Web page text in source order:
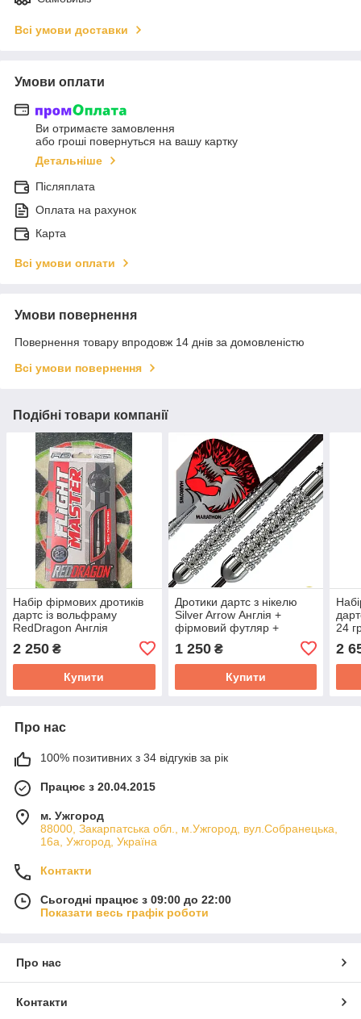
Всі умови доставки
Умови оплати
Ви отримаєте замовлення
або гроші повернуться на вашу картку
Детальніше
Післяплата
Оплата на рахунок
Карта
Всі умови оплати
Умови повернення
Повернення товару впродовж 14 днів за домовленістю
Всі умови повернення
Подібні товари компанії
Набір фірмових дротиків
дартс із вольфраму
RedDragon Англія
2 250 ₴
Купити
Дротики дартс з нікелю
Silver Arrow Англія +
фірмовий футляр +
стругачка
1 250₴
Купити
24
2
Про нас
100% позитивних з 34 відгуків за рік
Працює з 20.04.2015
м. Ужгород
88000, Закарпатська обл., м.Ужгород, вул.Собранецька,
16а, Ужгород, Україна
Контакти
Сьогодні працює з 09:00 до 22:00
Показати весь графік роботи
Про нас
Контакти